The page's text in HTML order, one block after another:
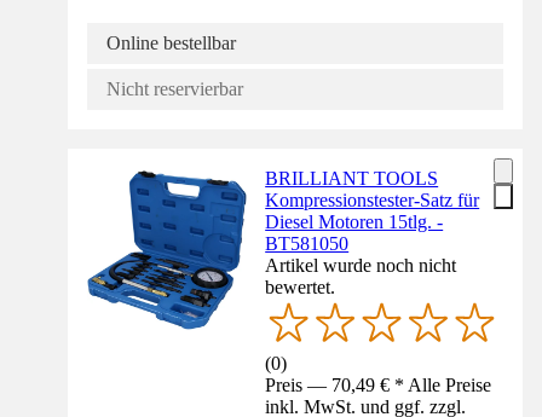
Online bestellbar
Nicht reservierbar
BRILLIANT TOOLS
Kompressionstester-Satz für
Diesel Motoren 15tlg. -
BT581050
Artikel wurde noch nicht
bewertet.
(0)
Preis — 70,49 € * Alle Preise
inkl. MwSt. und ggf. zzgl.